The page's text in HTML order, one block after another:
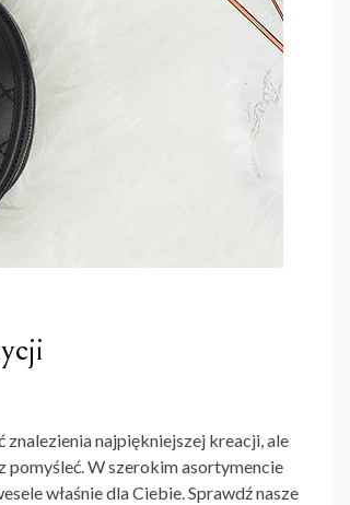
znalezienia najpiękniejszej kreacji, ale
pomyśleć. W szerokim asortymencie
właśnie dla Ciebie. Sprawdź nasze